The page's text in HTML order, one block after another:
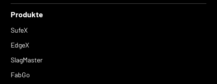
Produkte
SufeX
EdgeX
SlagMaster
FabGo